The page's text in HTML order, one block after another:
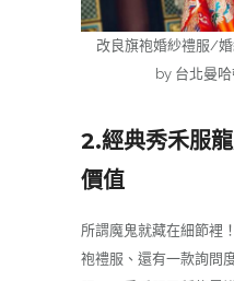
改良旗袍婚紗禮服/
by 台北曼
2.經典秀禾服
價值
所謂魔鬼就藏在細節裡
袍禮服、還有一款詢問